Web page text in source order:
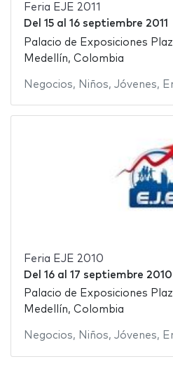
Feria EJE 2011
Del 15al 16 septiembre 2011
Palacio de Exposiciones
Medellín, Colombia
Negocios, Niños, Jóvenes,
Feria EJE 2010
Del 16al 17 septiembre 2010
Palacio de Exposiciones
Medellín, Colombia
Negocios, Niños, Jóvenes,